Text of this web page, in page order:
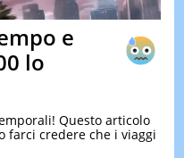
&
TEST
&
LE
DI
e
lo
Questo articolo
farci credere che i viaggi